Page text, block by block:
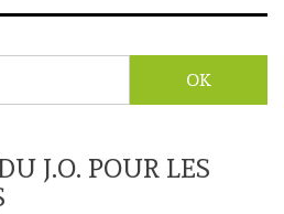
J.O. POUR LES